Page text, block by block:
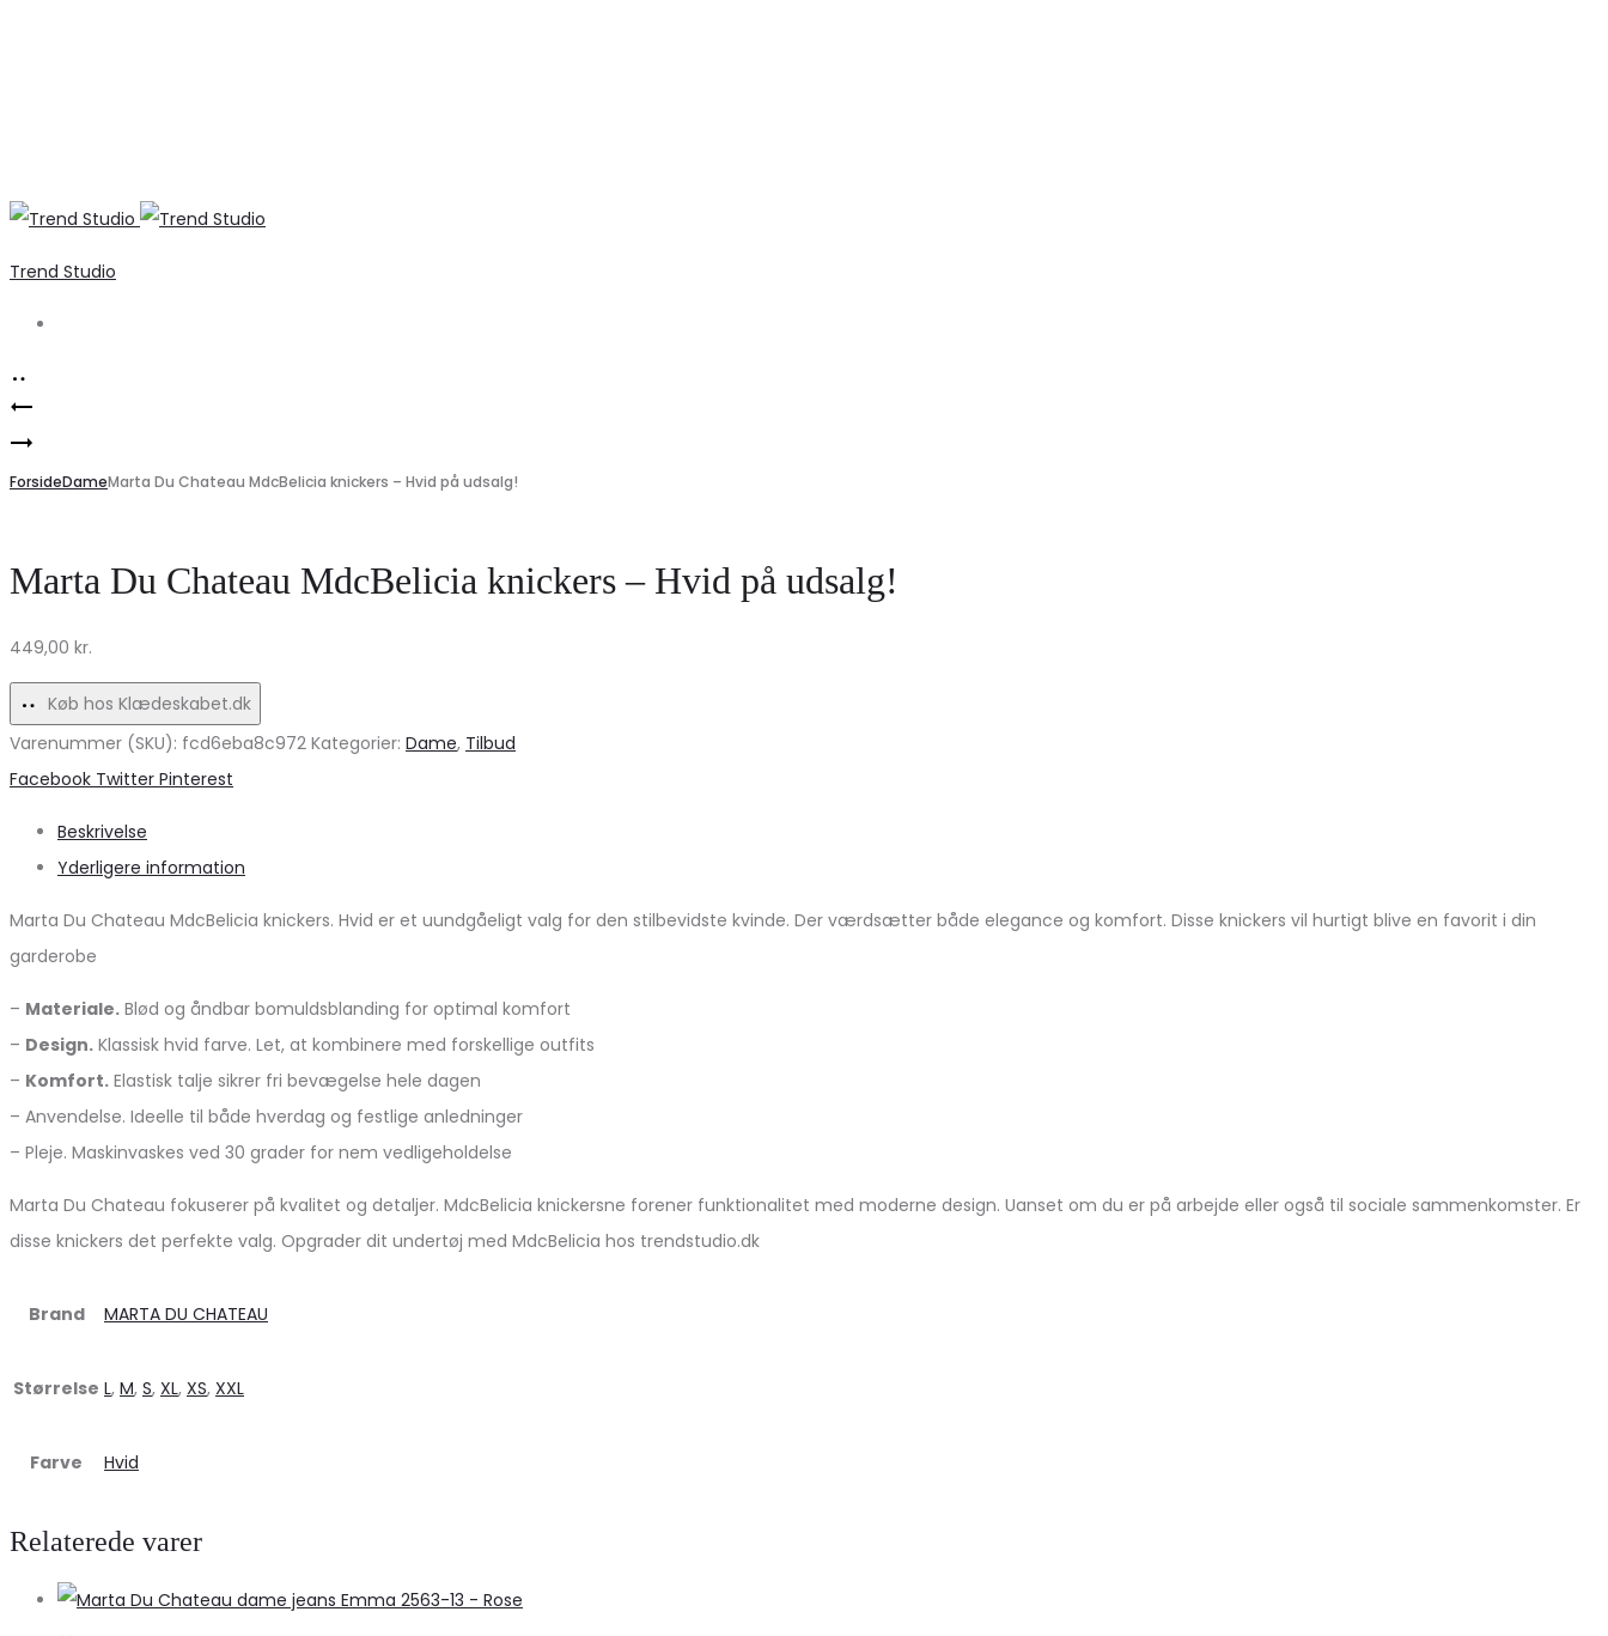
Trend Studio
Product
navigation
Skjorte
Sand
Sommerens
Dage
B.YOUNG
Kjole
Flame
Mix
på
udsalg!
ForsideDameMarta Du Chateau MdcBelicia knickers – Hvid på udsalg!
Marta Du Chateau MdcBelicia knickers – Hvid på udsalg!
449,00 kr.
Køb hos Klædeskabet.dk
Varenummer (SKU): fcd6eba8c972 Kategorier: Dame, Tilbud
Share
Facebook Twitter Pinterest
Beskrivelse
Yderligere information
Marta Du Chateau MdcBelicia knickers. Hvid er et uundgåeligt valg for den stilbevidste kvinde. Der værdsætter både elegance og komfort. Disse knickers vil hurtigt blive en favorit i din
garderobe
– Materiale. Blød og åndbar bomuldsblanding for optimal komfort
– Design. Klassisk hvid farve. Let, at kombinere med forskellige outfits
– Komfort. Elastisk talje sikrer fri bevægelse hele dagen
– Anvendelse. Ideelle til både hverdag og festlige anledninger
– Pleje. Maskinvaskes ved 30 grader for nem vedligeholdelse
Marta Du Chateau fokuserer på kvalitet og detaljer. MdcBelicia knickersne forener funktionalitet med moderne design. Uanset om du er på arbejde eller også til sociale sammenkomster. Er
disse knickers det perfekte valg. Opgrader dit undertøj med MdcBelicia hos trendstudio.dk
Brand MARTA DU CHATEAU
Størrelse L, M, S, XL, XS, XXL
Farve Hvid
Relaterede varer